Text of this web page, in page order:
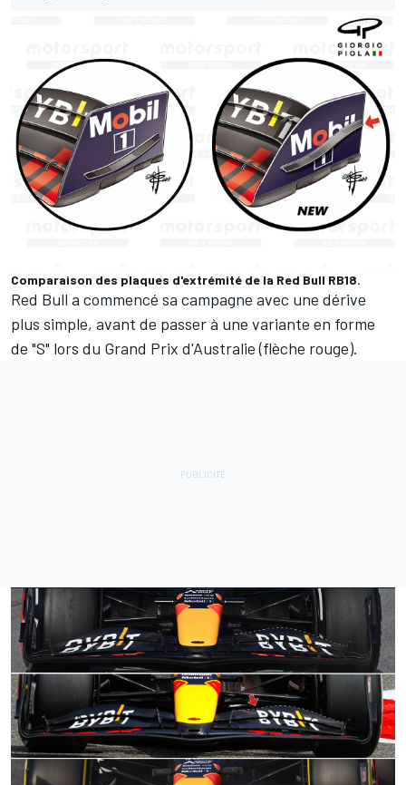
Comparaison des plaques d'extrémité de la Red Bull RB18.
Red Bull a commencé sa campagne avec une dérive
plus simple, avant de passer à une variante en forme
de "S" lors du Grand Prix d'Australie (flèche rouge).